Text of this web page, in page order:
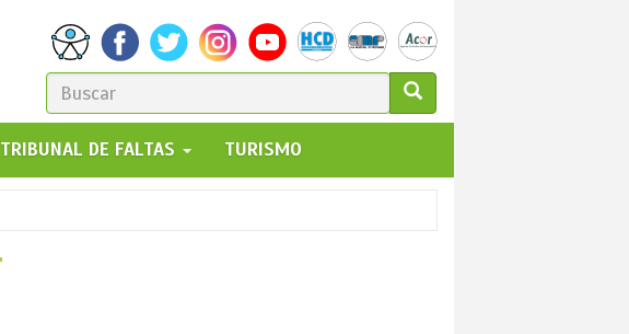
FORMULARIO
DE
BÚSQUEDA
GO!
TRIBUNAL DE FALTAS TURISMO